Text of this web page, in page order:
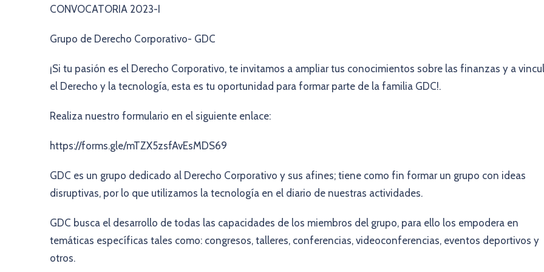
CONVOCATORIA 2023-I
Grupo de Derecho Corporativo- GDC
¡Si tu pasión es el Derecho Corporativo, te invitamos a ampliar tus conocimientos sobre las finanzas y a
el Derecho y la tecnología, esta es tu oportunidad para formar parte de la familia GDC!.
Realiza nuestro formulario en el siguiente enlace:
https://forms.gle/mTZX5zsfAvEsMDS69
GDC es un grupo dedicado al Derecho Corporativo y sus afines; tiene como fin formar un grupo con ideas
disruptivas, por lo que utilizamos la tecnología en el diario de nuestras actividades.
GDC busca el desarrollo de todas las capacidades de los miembros del grupo, para ello los empodera en
temáticas específicas tales como: congresos, talleres, conferencias, videoconferencias, eventos deportivos y
otros.